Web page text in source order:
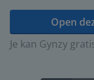
Open
Je kan Gynzy